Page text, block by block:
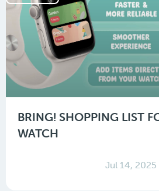
BRING! SHOPPING LIST
WATCH
Jul 14, 2025